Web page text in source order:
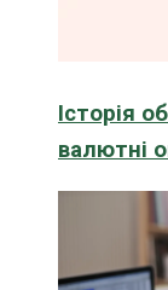
Історія
валютні